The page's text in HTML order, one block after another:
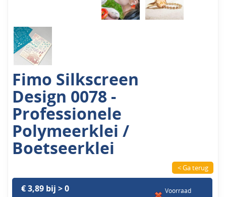
Fimo Silkscreen
Design 0078 -
Professionele
Polymeerklei /
Boetseerklei
< Ga terug
€ 3,89 bij > 0
Voorraad